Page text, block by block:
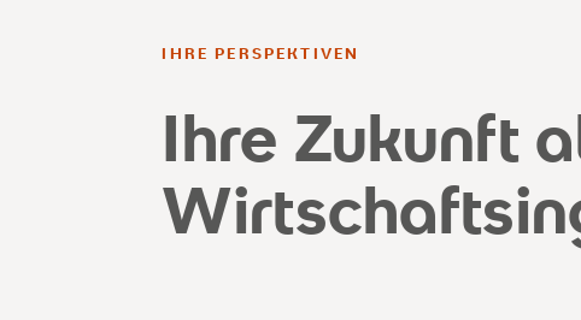
Data Science: Nutzen Sie KI, Machine
Analyse und Auswertung von Daten.
Business Intelligence: Unterstützen Sie
IHRE PERSPEKTIVEN
Ihre Zukunft